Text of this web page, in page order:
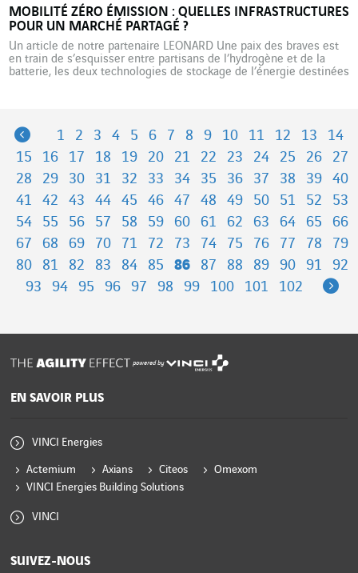
MOBILITÉ ZÉRO ÉMISSION : QUELLES INFRASTRUCTURES
POUR UN MARCHÉ PARTAGÉ ?
Un article de notre partenaire LEONARD Une paix des braves est
en train de s’esquisser entre partisans de l’hydrogène et de la
batterie, les deux technologies de stockage de l’énergie destinées
Previous
1 2 3 4 5 6 7 8 9 10 11 12 13
14
15
16 17 18 19 20 21 22 23 24 25 26
27
28
29 30 31 32 33 34 35 36 37 38 39
40
41
42 43 44 45 46 47 48 49 50 51 52
53
54
55 56 57 58 59 60 61 62 63 64 65
66
67
68 69 70 71 72 73 74 75 76 77 78
79
80
81 82 83 84 85 86 87 88 89 90 91
92
93
94 95 96 97 98 99 100 101 102
powered by
EN SAVOIR PLUS
VINCI Energies
Actemium Axians Citeos
Omexom
VINCI Energies Building Solutions
VINCI
SUIVEZ-NOUS